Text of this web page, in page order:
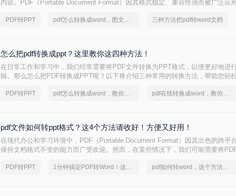
内容。PDF（Portable Document Format）因其格式稳定、兼容性强而被广泛应
绍三种将PDF转换为PPT的高效方法，帮助您轻松完成格式转换。
PDF转PPT pdf怎么转换成word，图文教程分享 三种方法把pdf转word文档
怎么把pdf转换成ppt？这里教你这四种方法！
在日常工作和学习中，我们经常需要将PDF文件转换为PPT格式，以便更好地进
辑。那么怎么把PDF转换成PPT呢？以下将介绍三种常用的转换方法，帮助您轻
PDF转PPT pdf怎么转换成word，教你一个方法 pdf在线转换成word，教你一个方法
pdf文件如何转ppt格式？这4个方法请收好！方便又好用！
在现代办公和学习环境中，PDF（Portable Document Format）因其出色的跨平
保持文档格式不变的能力而广受欢迎。然而，在某些情况下，我们可能需要将
文件如何转ppt格式呢？本文将详细介绍几种将PDF文件转换为PPT格式的有效方
PDF转PPT 1分钟搞定PDF转Word！这2个方法，一定要收好！ pdf如何转word，这个方法简单又方便